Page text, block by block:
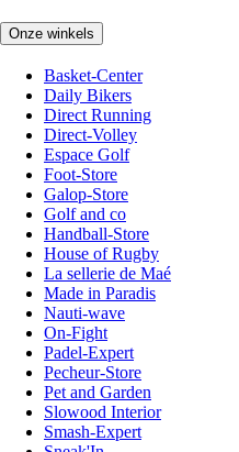
Onze winkels
Basket-Center
Daily Bikers
Direct Running
Direct-Volley
Espace Golf
Foot-Store
Galop-Store
Golf and co
Handball-Store
House of Rugby
La sellerie de Maé
Made in Paradis
Nauti-wave
On-Fight
Padel-Expert
Pecheur-Store
Pet and Garden
Slowood Interior
Smash-Expert